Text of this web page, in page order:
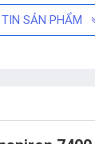
SẢN PHẨM